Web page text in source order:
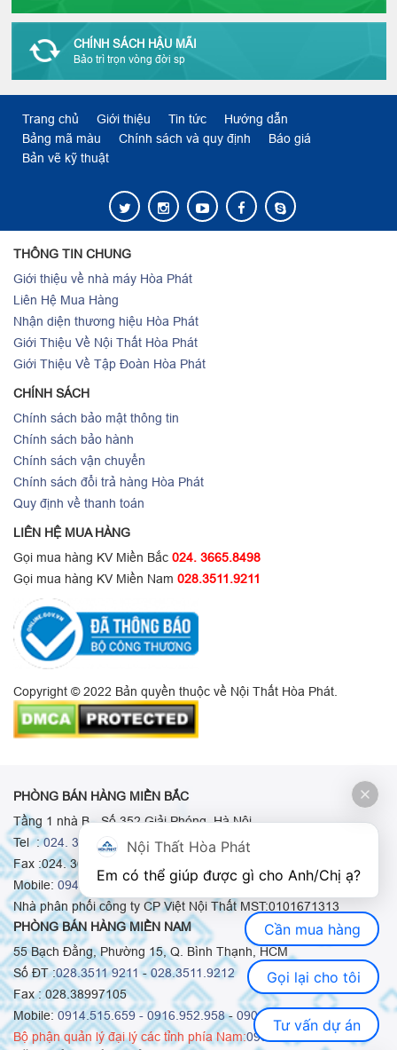
CHÍNH SÁCH HẬU MÃI
Bảo trì trọn vòng đời sp
Trang chủ Giới thiệu Tin tức
Hướng dẫn
Bảng mã màu
Chính sách và quy định
Báo giá
Bản vẽ kỹ thuật
THÔNG TIN CHUNG
Giới thiệu về nhà máy Hòa Phát
Liên Hệ Mua Hàng
Nhận diện thương hiệu Hòa Phát
Giới Thiệu Về Nội Thất Hòa Phát
Giới Thiệu Về Tập Đoàn Hòa Phát
CHÍNH SÁCH
Chính sách bảo mật thông tin
Chính sách bảo hành
Chính sách vận chuyển
Chính sách đổi trả hàng Hòa Phát
Quy định về thanh toán
LIÊN HỆ MUA HÀNG
Gọi mua hàng KV Miền Bắc 024. 3665.8498
Gọi mua hàng KV Miền Nam 028.3511.9211
Copyright © 2022 Bản quyền thuộc về Nội Thất Hòa Phát.
PHÒNG BÁN HÀNG MIỀN BẮC
Tầng 1 nhà B - Số 352 Giải Phóng, Hà Nội
Tel :024. 3665 8498-024. 3665 8966-024. 3665 8993
Fax :024. 3664.9379
Mobile: 0948.511.555- 0973.375.668- 0942.155.688
Nhà phân phối công ty CP Việt Nội Thất MST:0101671313
PHÒNG BÁN HÀNG MIỀN NAM
55 Bạch Đằng, Phường 15, Q. Bình Thạnh, HCM
Số ĐT :028.3511 9211-028.3511.9212
Fax : 028.38997105
Mobile:0914.515.659 -0916.952.958- 0903.331.921
Bộ phận quản lý đại lý các tỉnh phía Nam:0903.331.921
Nội Thất Hòa Phát
Cần mua hàng
Gọi lại cho tôi
Tư vấn dự án